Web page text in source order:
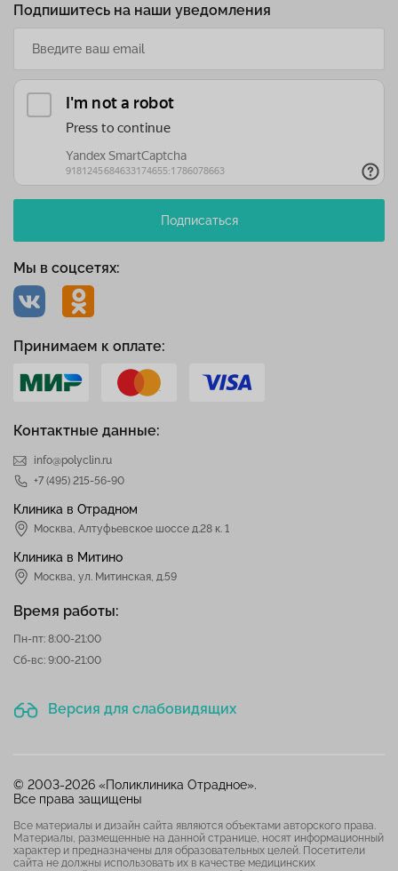
Контактные данные:
info@polyclin.ru
+7 (495) 215-56-90
Клиника в Отрадном
Москва Алтуфьевское шоссе д.28 к. 1
Клиника в Митино
Москва, ул. Митинская, д.59
Время работы:
Пн-пт: 8:00-21:00
Сб-вс: 9:00-21:00
Мы в соцсетях:
Подпишитесь на наши уведомления
Подписаться
Версия для слабовидящих
Принимаем к оплате:
© 2003-2026 «Поликлиника Отрадное».
Все права защищены
Все материалы и дизайн сайта являются объектами авторского права.
Материалы, размещенные на данной странице, носят информационный
характер и предназначены для образовательных целей. Посетители
сайта не должны использовать их в качестве медицинских